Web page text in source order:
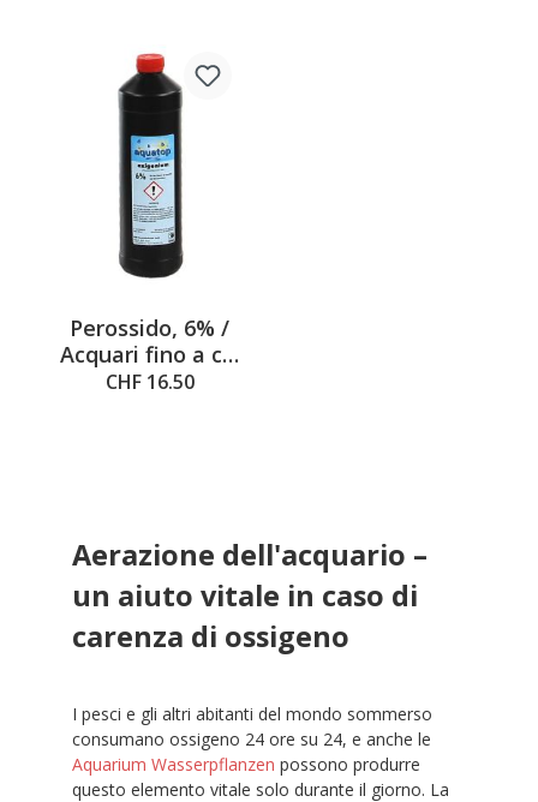
Perossido, 6% /
Acquari fino a ca.
1000L di
CHF 16.50
Aerazione dell'acquario –
un aiuto vitale in caso di
carenza di ossigeno
I pesci e gli altri abitanti del mondo sommerso
consumano ossigeno 24 ore su 24, e anche le
Aquarium Wasserpflanzen possono produrre
questo elemento vitale solo durante il giorno. La